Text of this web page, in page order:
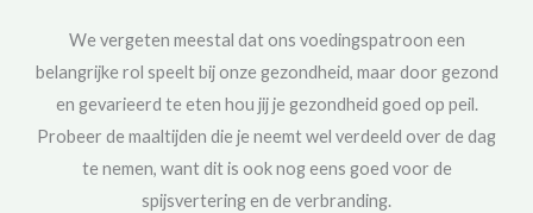
We vergeten meestal dat ons voedingspatroon een
belangrijke rol speelt bij onze gezondheid, maar door gezond
en gevarieerd te eten hou jij je gezondheid goed op peil.
Probeer de maaltijden die je neemt wel verdeeld over de dag
te nemen, want dit is ook nog eens goed voor de
spijsvertering en de verbranding.